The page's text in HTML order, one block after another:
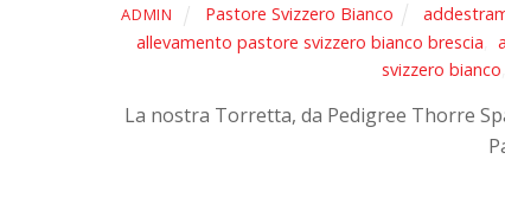
ADMIN Pastore Svizzero Bianco
allevamento pastore svizzero bianco brescia
svizzero bianco
La nostra Torretta, da Pedigree Thorre